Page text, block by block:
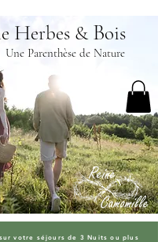
Une Parenthèse de Nature
Herbes & Bois
votre séjours de 3 Nuits ou plus